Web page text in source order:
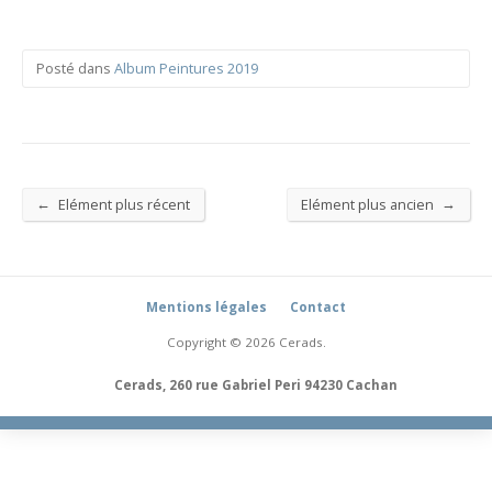
Posté dans Album Peintures 2019
← Elément plus récent Elément plus ancien →
Mentions légales Contact
Copyright © 2026 Cerads.
Cerads, 260 rue Gabriel Peri 94230 Cachan